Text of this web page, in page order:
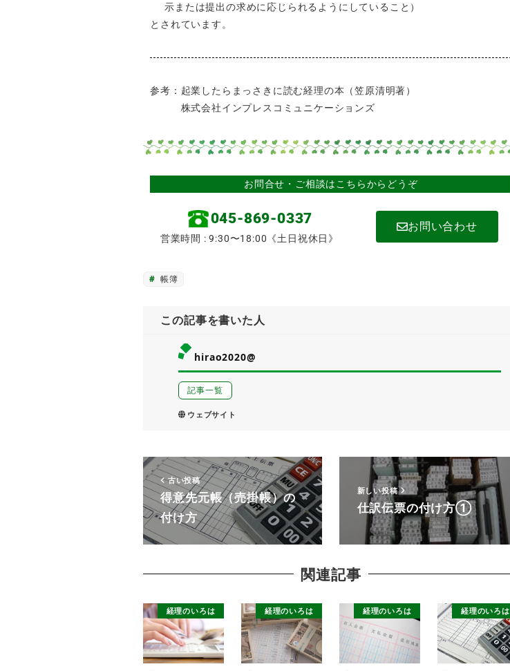
示または提出の求めに応じられるようにしていること）
とされています。
参考：起業したらまっさきに読む経理の本（笠原清明著）
株式会社インプレスコミュニケーションズ
お問合せ・ご相談はこちらからどうぞ
045-869-0337
営業時間 : 9:30〜18:00《土日祝休日》
お問い合わせ
帳簿
この記事を書いた人
hirao2020@
記事一覧
ウェブサイト
古い投稿
得意先元帳（売掛帳）の
付け方
新しい投稿
仕訳伝票の付け方①
関連記事
経理のいろは 経理のいろは 経理のいろは 経理のいろは